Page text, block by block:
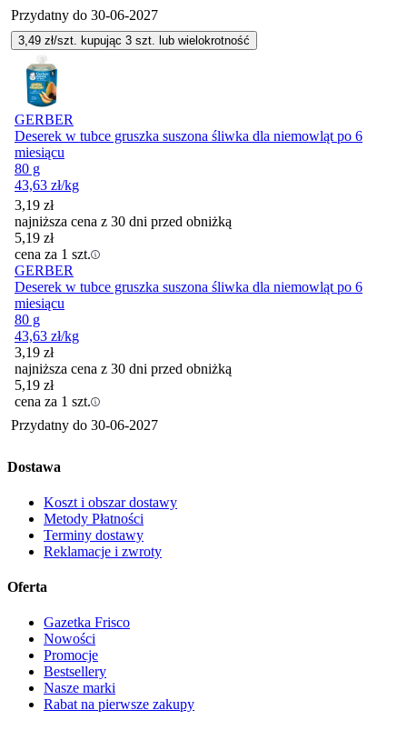
Przydatny do 30-06-2027
3,49 zł/szt. kupując 3 szt. lub wielokrotność
GERBER
Deserek w tubce gruszka suszona śliwka dla niemowląt po 6
miesiącu
80 g
43,63 zł/kg
3,19 zł
najniższa cena z 30 dni przed obniżką
5,19 zł
cena za 1 szt.
GERBER
Deserek w tubce gruszka suszona śliwka dla niemowląt po 6
miesiącu
80 g
43,63 zł/kg
3,19 zł
najniższa cena z 30 dni przed obniżką
5,19 zł
cena za 1 szt.
Przydatny do 30-06-2027
Dostawa
Koszt i obszar dostawy
Metody Płatności
Terminy dostawy
Reklamacje i zwroty
Oferta
Gazetka Frisco
Nowości
Promocje
Bestsellery
Nasze marki
Rabat na pierwsze zakupy